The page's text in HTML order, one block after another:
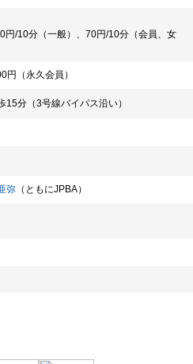
円/10分（一般）、70円/10分（会員、女
（永久会員）
15分（3号線バイパス沿い）
弥 （ともにJPBA）